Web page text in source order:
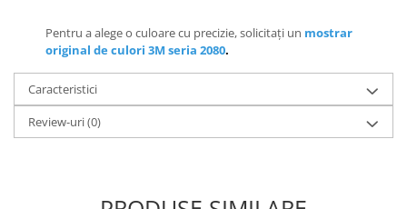
Pentru a alege o culoare cu precizie, solicitați un mostrar
original de culori 3M seria 2080.
Caracteristici
Review-uri(0)